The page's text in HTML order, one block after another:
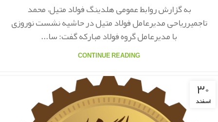
به گزارش روابط عمومی هلدینگ فولاد متیل، محمد
تاجمیرریاحی مدیرعامل فولاد متیل در حاشیه نشست نوروزی
با مدیرعامل گروه فولاد مبارکه گفت: سا...
CONTINUE READING
۳۰
اسفند